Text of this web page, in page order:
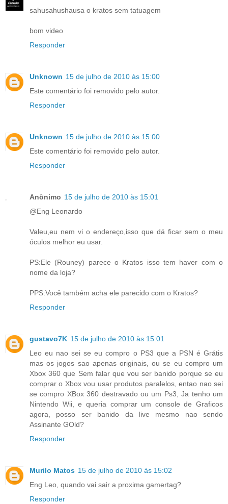
sahusahushausa o kratos sem tatuagem
bom video
Responder
Unknown 15 de julho de 2010 às 15:00
Este comentário foi removido pelo autor.
Responder
Unknown 15 de julho de 2010 às 15:00
Este comentário foi removido pelo autor.
Responder
Anônimo 15 de julho de 2010 às 15:01
@Eng Leonardo
Valeu,eu nem vi o endereço,isso que dá ficar sem o meu
óculos melhor eu usar.
PS:Ele (Rouney) parece o Kratos isso tem haver com o
nome da loja?
PPS:Você também acha ele parecido com o Kratos?
Responder
gustavo7K 15 de julho de 2010 às 15:01
Leo eu nao sei se eu compro o PS3 que a PSN é Grátis
mas os jogos sao apenas originais, ou se eu compro um
Xbox 360 que Sem falar que vou ser banido porque se eu
comprar o Xbox vou usar produtos paralelos, entao nao sei
se compro XBox 360 destravado ou um Ps3, Ja tenho um
Nintendo Wii, e queria comprar um console de Graficos
agora, posso ser banido da live mesmo nao sendo
Assinante GOld?
Responder
Murilo Matos 15 de julho de 2010 às 15:02
Eng Leo, quando vai sair a proxima gamertag?
Responder